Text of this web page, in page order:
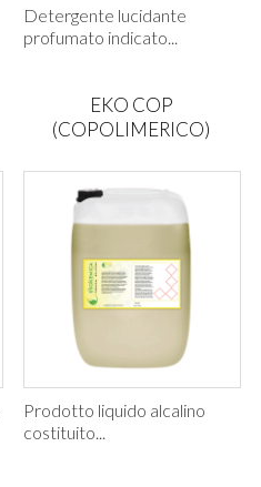
Detergente lucidante
profumato indicato...
EKO COP
(COPOLIMERICO)
Prodotto liquido alcalino
costituito...